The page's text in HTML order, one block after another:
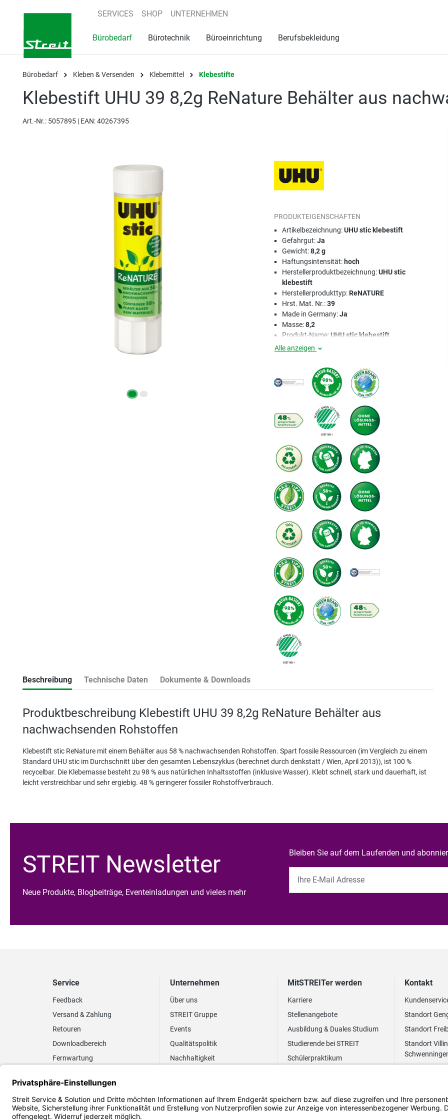
Zur Hauptnavigation springen
SERVICES SHOP UNTERNEHMEN
Bürobedarf Bürotechnik Büroeinrichtung Berufsbekleidung
Bürobedarf Kleben & Versenden Klebemittel Klebestifte
Klebestift UHU 39 8,2g ReNature Behälter aus
Art.-Nr.: 5057895 | EAN: 40267395
PRODUKTEIGENSCHAFTEN
Artikelbezeichnung:UHU stic klebestift
Gefahrgut:Ja
Gewicht:8,2 g
Haftungsintensität: hoch
Herstellerproduktbezeichnung:UHU stic
klebestift
Herstellerprodukttyp:ReNATURE
Hrst. Mat. Nr.:39
Made in Germany:Ja
Masse:8,2
Produkt-Name:UHU stic klebestift
Alle anzeigen
Beschreibung Technische Daten Dokumente & Downloads
Produktbeschreibung Klebestift UHU 39 8,2g ReNature Behälter aus
nachwachsenden Rohstoffen
Klebestift stic ReNature mit einem Behälter aus 58 % nachwachsenden Rohstoffen. Spart fossile Ressourcen (im Vergleich zu einem
Standard UHU stic im Durchschnitt über den gesamten Lebenszyklus (berechnet durch denkstatt / Wien, April 2013)), ist 100 %
recycelbar. Die Klebemasse besteht zu 98 % aus natürlichen Inhaltsstoffen (inklusive Wasser). Klebt schnell, stark und dauerhaft, ist
leicht verstreichbar und sehr ergiebig. 48 % geringerer fossiler Rohstoffverbrauch.
STREIT Newsletter
Neue Produkte, Blogbeiträge, Eventeinladungen und vieles mehr
Bleiben Sie auf dem Laufenden und
Service
Feedback
Versand & Zahlung
Retouren
Downloadbereich
Fernwartung
Elektronischer
Rechnungsversand
FAQ EUDR
Unternehmen
Über uns
STREIT Gruppe
Events
Qualitätspolitik
Nachhaltigkeit
MitSTREITer werden
Karriere
Stellenangebote
Ausbildung & Duales Studium
Studierende bei STREIT
Schülerpraktikum
Kontakt
Standort
Standort
Standort